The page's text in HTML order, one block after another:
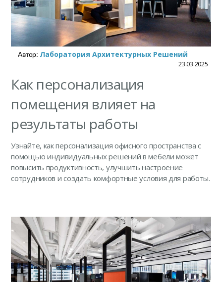
Автор: Лаборатория Архитектурных Решений
23.03.2025
Как персонализация
помещения влияет на
результаты работы
Узнайте, как персонализация офисного пространства с
помощью индивидуальных решений в мебели может
повысить продуктивность, улучшить настроение
сотрудников и создать комфортные условия для работы.